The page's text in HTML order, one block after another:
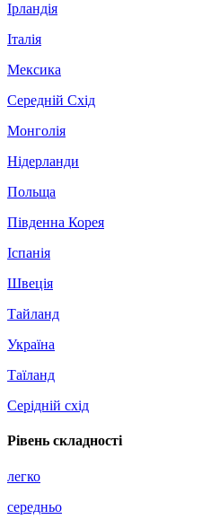
Ірландія
Італія
Мексика
Середній Схід
Монголія
Нідерланди
Польща
Південна Корея
Іспанія
Швеція
Тайланд
Україна
Таїланд
Серідній схід
Рівень складності
легко
середньо